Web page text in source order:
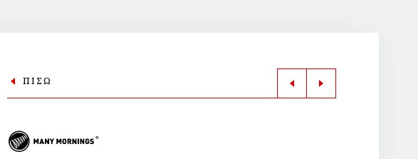
ΠΙΣΩ